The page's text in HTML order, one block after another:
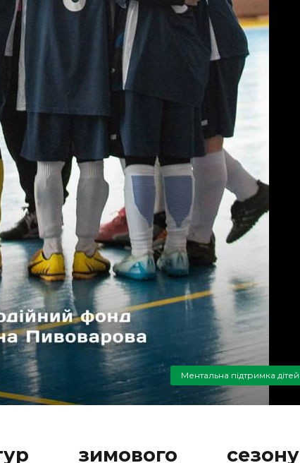
Ментальна підтримка дітей
зимового сезону